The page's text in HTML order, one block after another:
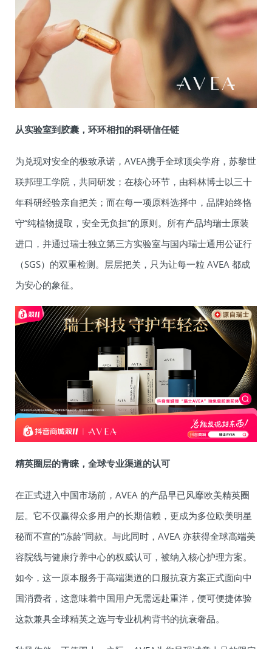
从实验室到胶囊，环环相扣的科研信任链
为兑现对安全的极致承诺，AVEA携手全球顶尖学府，苏黎世
联邦理工学院，共同研发；在核心环节，由科林博士以三十
年科研经验亲自把关；而在每一项原料选择中，品牌始终恪
守“纯植物提取，安全无负担”的原则。所有产品均瑞士原装
进口，并通过瑞士独立第三方实验室与国内瑞士通用公证行
（SGS）的双重检测。层层把关，只为让每一粒 AVEA 都成
为安心的象征。
精英圈层的青睐，全球专业渠道的认可
在正式进入中国市场前，AVEA 的产品早已风靡欧美精英圈
层。它不仅赢得众多用户的长期信赖，更成为多位欧美明星
秘而不宣的“冻龄”同款。与此同时，AVEA 亦获得全球高端美
容院线与健康疗养中心的权威认可，被纳入核心护理方案。
如今，这一原本服务于高端渠道的口服抗衰方案正式面向中
国消费者，这意味着中国用户无需远赴重洋，便可便捷体验
这款兼具全球精英之选与专业机构背书的抗衰奢品。